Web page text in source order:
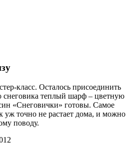
класс. Осталось присоединить
снеговика теплый шарф – цветную
«Снеговички» готовы. Самое
уж точно не растает дома, и можно
поводу.